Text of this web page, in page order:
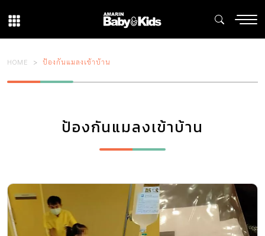
HOME ป้องกันแมลงเข้าบ้าน
ป้องกันแมลงเข้าบ้าน